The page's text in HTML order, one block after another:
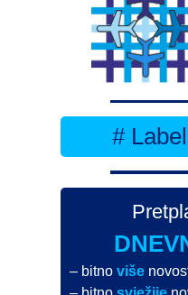
#
– bitnoviše